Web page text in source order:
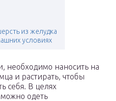
из желудка
условиях
необходимо наносить на
и растирать, чтобы
себя. В целях
можно одеть